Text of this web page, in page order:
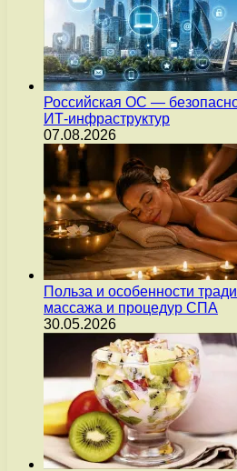
Российская ОС —
ИТ-инфраструктур
07.08.2026
Польза и особенности
массажа и процедур СПА
30.05.2026